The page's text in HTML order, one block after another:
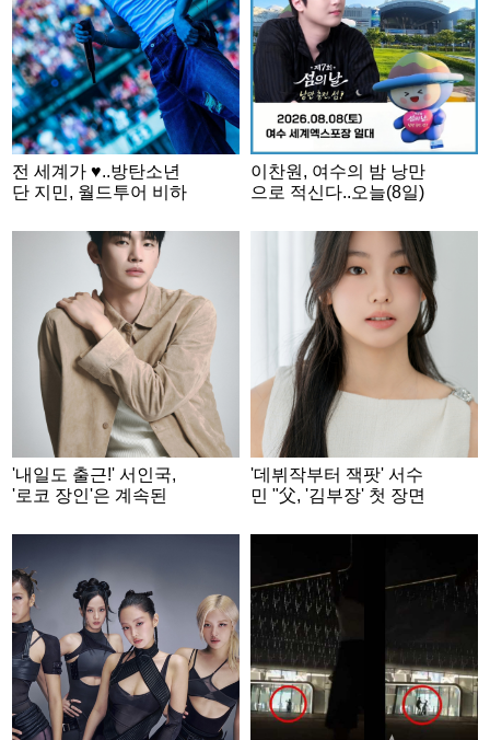
전 세계가 ♥..방탄소년
단 지민, 월드투어 비하
이찬원, 여수의 밤 낭만
으로 적신다..오늘(8일)
대
'내일도 출근!' 서인국,
'로코 장인'은 계속된
게" [★FULL인터뷰]
'데뷔작부터 잭팟' 서수
민 "父, '김부장' 첫 장면
L인터뷰]